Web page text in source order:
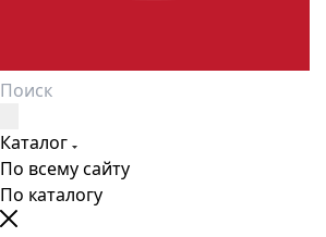
Каталог
По всему сайту
По каталогу